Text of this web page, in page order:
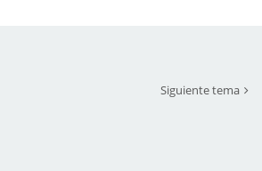
Siguiente tema